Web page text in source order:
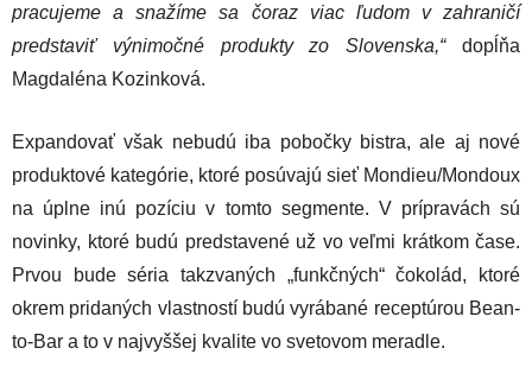
pracujeme a snažíme sa čoraz viac ľudom v zahraničí
predstaviť výnimočné produkty zo Slovenska,“ dopĺňa
Magdaléna Kozinková.
Expandovať však nebudú iba pobočky bistra, ale aj nové
produktové kategórie, ktoré posúvajú sieť Mondieu/Mondoux
na úplne inú pozíciu v tomto segmente. V prípravách sú
novinky, ktoré budú predstavené už vo veľmi krátkom čase.
Prvou bude séria takzvaných „funkčných“ čokolád, ktoré
okrem pridaných vlastností budú vyrábané receptúrou Bean-
to-Bar a to v najvyššej kvalite vo svetovom meradle.